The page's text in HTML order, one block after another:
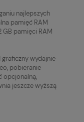
najlepszych
pamięć RAM
pamięci RAM
graficzny wydajnie
pobieranie
opcjonalną,
jeszcze wyższą